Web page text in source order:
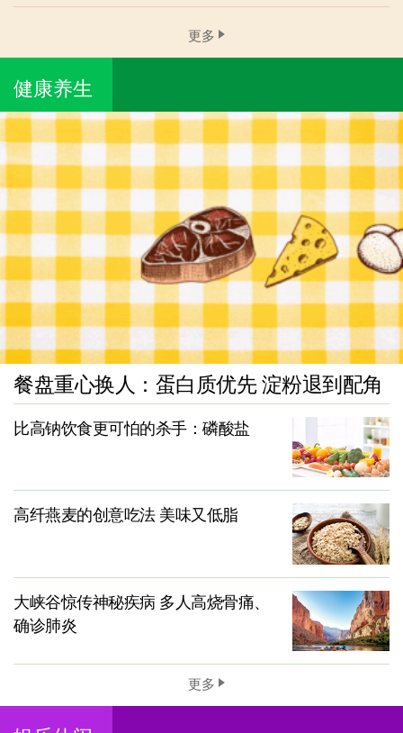
更多
健康养生
餐盘重心换人：蛋白质优先 淀粉退到配角
比高钠饮食更可怕的杀手：磷酸盐
高纤燕麦的创意吃法 美味又低脂
大峡谷惊传神秘疾病 多人高烧骨痛、
确诊肺炎
更多